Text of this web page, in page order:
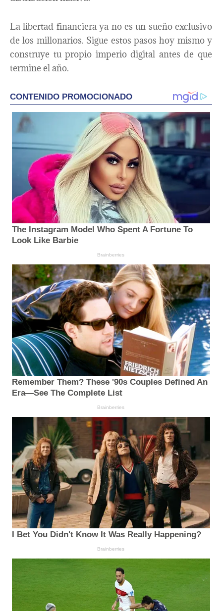
La libertad financiera ya no es un sueño exclusivo
de los millonarios. Sigue estos pasos hoy mismo y
construye tu propio imperio digital antes de que
termine el año.